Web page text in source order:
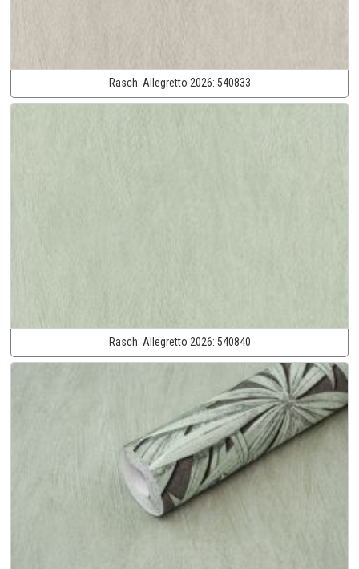
Rasch: Allegretto 2026: 540833
Rasch: Allegretto 2026: 540840